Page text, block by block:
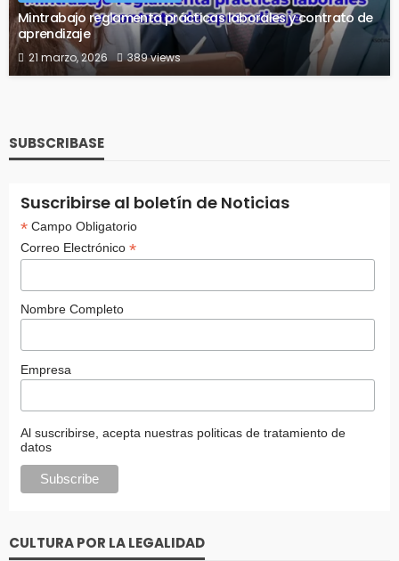
Mintrabajo reglamenta prácticas laborales y contrato de
aprendizaje
21 marzo, 2026 389 views
SUBSCRIBASE
Suscribirse al boletín de Noticias
*Campo Obligatorio
Correo Electrónico *
Nombre Completo
Empresa
Al suscribirse, acepta nuestras politicas de tratamiento de
datos
CULTURA POR LA LEGALIDAD